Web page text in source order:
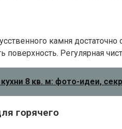
камня
поверхность. Регулярная
8 кв. м: фото-идеи,
горячего